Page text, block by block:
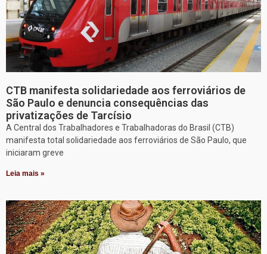
CTB manifesta solidariedade aos ferroviários de
São Paulo e denuncia consequências das
privatizações de Tarcísio
A Central dos Trabalhadores e Trabalhadoras do Brasil (CTB)
manifesta total solidariedade aos ferroviários de São Paulo, que
iniciaram greve
Leia mais »